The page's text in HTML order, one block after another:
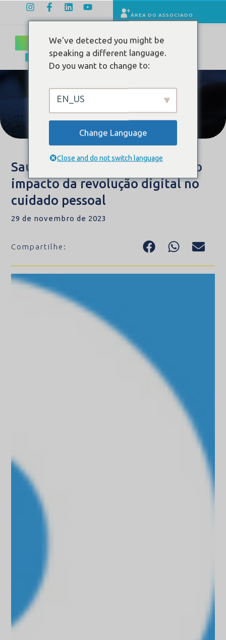
ÁREA DO ASSOCIADO
Conteúdo
Saúde Masculina Reinventada: o
impacto da revolução digital no
cuidado pessoal
29 de novembro de 2023
Compartilhe:
We've detected you might be
speaking a different language.
Do you want to change to:
EN_US
Change Language
Close and do not switch language